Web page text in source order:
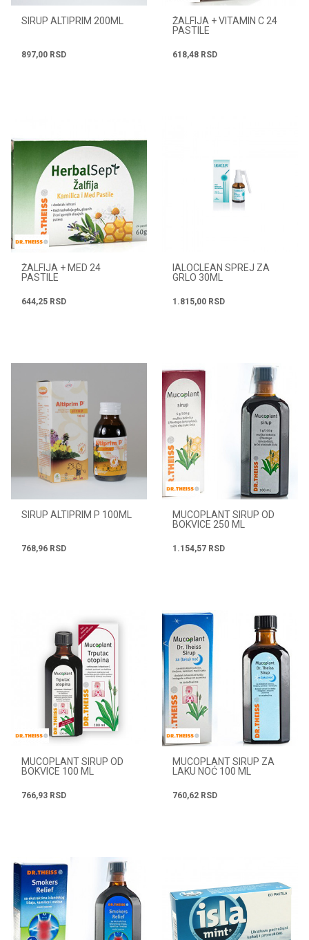
SIRUP ALTIPRIM 200ML
897,00 RSD
ŽALFIJA + VITAMIN C 24
PASTILE
618,48 RSD
ŽALFIJA + MED 24
PASTILE
644,25 RSD
IALOCLEAN SPREJ ZA
GRLO 30ML
1.815,00 RSD
SIRUP ALTIPRIM P 100ML
768,96 RSD
MUCOPLANT SIRUP OD
BOKVICE 250 ML
1.154,57 RSD
MUCOPLANT SIRUP OD
BOKVICE 100 ML
766,93 RSD
MUCOPLANT SIRUP ZA
LAKU NOĆ 100 ML
760,62 RSD